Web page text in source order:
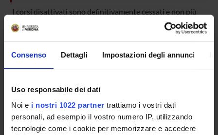
Consenso Dettagli Impostazioni degli annunci
Uso responsabile dei dati
Noi e i nostri 1022 partner trattiamo i vostri dati
personali, ad esempio il vostro numero IP, utilizzando
tecnologie come i cookie per memorizzare e accedere
I corsi disattivati sono definitivamente cessati e non più
inclusi nell'offerta formativa. Non è prevista alcuna
riattivazione futura, né la possibilità di iscrizione.
CORSO DISATTIVATO
Creazione di contenuti audio digitali
(PODCAST) per la comunicazione